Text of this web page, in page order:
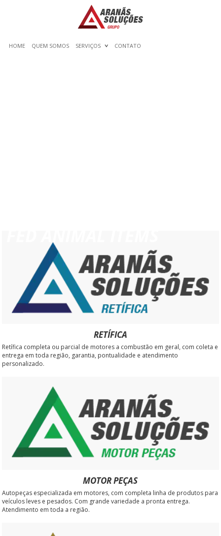
HOME QUEM SOMOS SERVIÇOS CONTATO
RETÍFICA
Retífica completa ou parcial de motores a combustão em geral, com coleta e
entrega em toda região, garantia, pontualidade e atendimento
personalizado.
MOTOR PEÇAS
Autopeças especializada em motores, com completa linha de produtos para
veículos leves e pesados. Com grande variedade a pronta entrega.
Atendimento em toda a região.